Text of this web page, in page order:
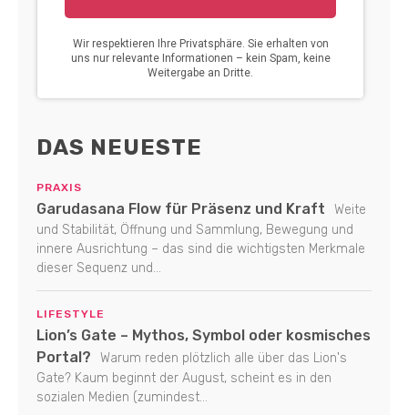
DAS NEUESTE
PRAXIS
Garudasana Flow für Präsenz und Kraft
Weite
und Stabilität, Öffnung und Sammlung, Bewegung und
innere Ausrichtung – das sind die wichtigsten Merkmale
dieser Sequenz und...
LIFESTYLE
Lion’s Gate – Mythos, Symbol oder kosmisches
Portal?
Warum reden plötzlich alle über das Lion's
Gate? Kaum beginnt der August, scheint es in den
sozialen Medien (zumindest...